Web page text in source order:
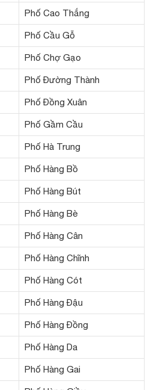
Phố Cao Thắng
Phố Cầu Gỗ
Phố Chợ Gạo
Phố Đường Thành
Phố Đồng Xuân
Phố Gầm Cầu
Phố Hà Trung
Phố Hàng Bồ
Phố Hàng Bút
Phố Hàng Bè
Phố Hàng Cân
Phố Hàng Chĩnh
Phố Hàng Cót
Phố Hàng Đậu
Phố Hàng Đồng
Phố Hàng Da
Phố Hàng Gai